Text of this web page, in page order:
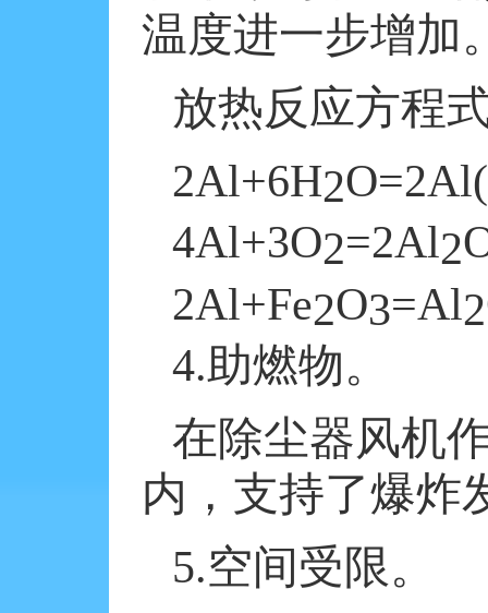
温度进一步增加
放热反应方程
2Al+6H2O
4Al+3O2=2Al2
2Al+Fe2O3=Al2
4.助燃物。
在除尘器风机
内，支持了爆炸
5.空间受限。